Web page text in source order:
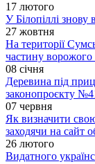
17 лютого
У Білопіллі знову
27 жовтня
На території
частину
08 січня
Деревина під
законопроєкту
07 червня
Як визначити
заходячи на сайт
26 лютого
Видатного